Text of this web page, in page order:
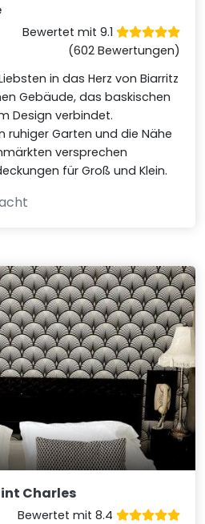
Bewertet mit 9.1
(602 Bewertungen)
in das Herz von Biarritz
Gebäude, das baskischen
Design verbindet.
ruhiger Garten und die Nähe
versprechen
für Groß und Klein.
Charles
Bewertet mit 8.4